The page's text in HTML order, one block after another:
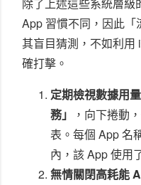
App 習慣不同，因此
其盲目猜測，不如利用
確打擊。
定期檢視數據用量
務」
，向下捲動
表。每個 App 名
內，該 App 使用
無情關閉高耗能